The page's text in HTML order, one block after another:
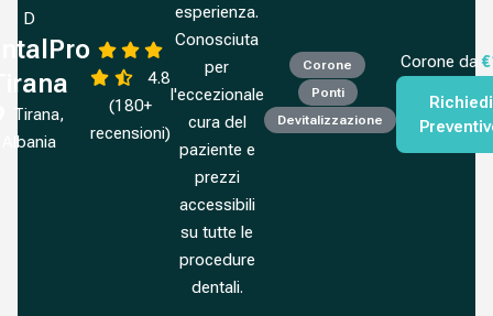
D
Tirana,
Albania
4.8
(180+
recensioni)
esperienza.
Conosciuta
per
l'eccezionale
cura del
paziente e
prezzi
accessibili
su tutte le
procedure
dentali.
Corone
Ponti
Devitalizzazione
Corone da
Richiedi